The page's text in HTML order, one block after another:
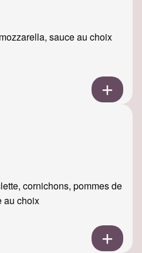
sauce au choix
cornichons, pommes de
au choix